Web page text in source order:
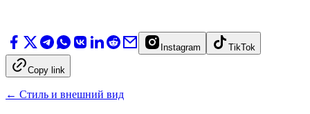
Instagram TikTok
Copy link
← Стиль и внешний вид